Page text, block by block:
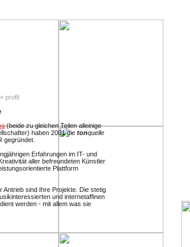
profil
(beide zu gleichen Teilen alleinige
haben 2001 die tonquelle
gegründet.
Erfahrungen im IT- und
aller befreundeten Künstler
Plattform
Antrieb sind Ihre Projekte. Die stetig
und internetaffinen
werden - mit allem was sie